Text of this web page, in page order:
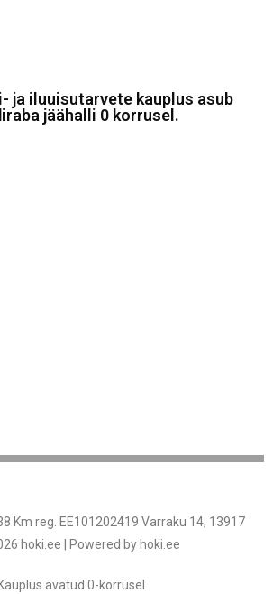
ja iluuisutarvete kauplus asub
jäähalli 0 korrusel.
Km reg. EE101202419 Varraku 14, 13917
hoki.ee | Powered by hoki.ee
Kauplus avatud 0-korrusel